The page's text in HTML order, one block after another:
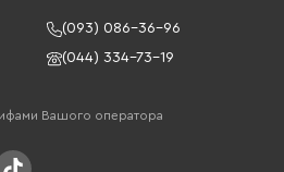
(093) 086-36-96
(044) 334-73-19
Вашого оператора